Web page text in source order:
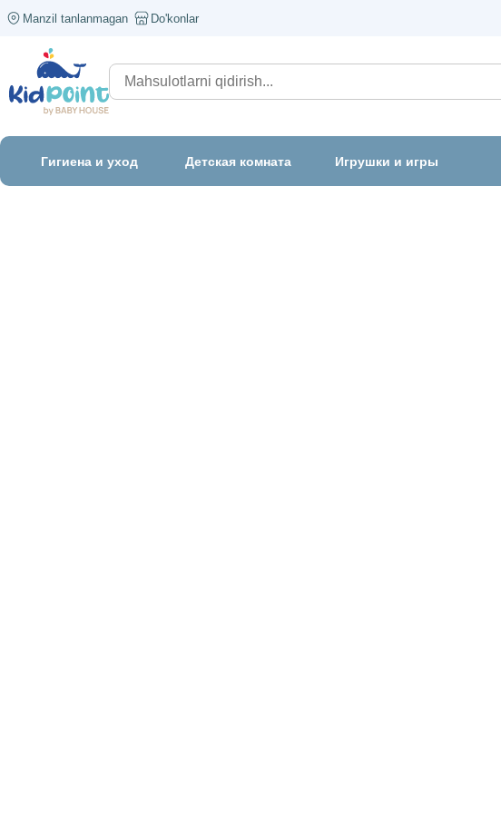
Manzil tanlanmagan Do'konlar
Гигиена и уход Детская комната Игрушки и игры